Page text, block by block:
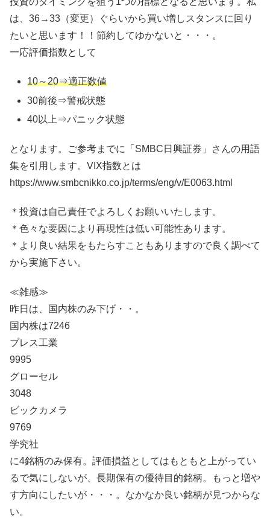
は、36→33（変更）ぐらいから買い増しスタンスに回り
たいと思います！！節約してゆかないと・・・。
一応評価指数として
10～20⇒適正数値
30前後⇒警戒状態
40以上⇒パニック状態
となります。ご参考までに「SMBC日興証券」さんの用語
集を引用します。VIX指数とは
https://www.smbcnikko.co.jp/terms/eng/v/E0063.html
＊投資は自己責任でよろしくお願いいたします。
＊色々な要因により再現性は低い可能性あります。
＊より良い結果をもたらすこともありますので良く調べて
から実施下さい。
≪雑感≫
昨日は、国内株のみ下げ・・。
国内株は7246
プレス工業
9995
グローセル
3048
ビックカメラ
9769
学究社
に4銘柄のみ保有。評価損益としてはもともと上がってい
るで気にしないが、長期保有の優待目的銘柄。もっと増や
す方向にしたいが・・・。なかなか良い銘柄が見つからな
い。